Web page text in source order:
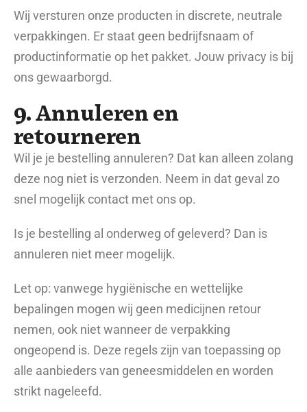
Wij versturen onze producten in discrete, neutrale
verpakkingen. Er staat geen bedrijfsnaam of
productinformatie op het pakket. Jouw privacy is bij
ons gewaarborgd.
9. Annuleren en
retourneren
Wil je je bestelling annuleren? Dat kan alleen zolang
deze nog niet is verzonden. Neem in dat geval zo
snel mogelijk contact met ons op.
Is je bestelling al onderweg of geleverd? Dan is
annuleren niet meer mogelijk.
Let op: vanwege hygiënische en wettelijke
bepalingen mogen wij geen medicijnen retour
nemen, ook niet wanneer de verpakking
ongeopend is. Deze regels zijn van toepassing op
alle aanbieders van geneesmiddelen en worden
strikt nageleefd.